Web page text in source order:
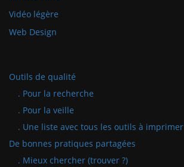
Vidéo légère
Web Design
Outils de qualité
. Pour la recherche
. Pour la veille
. Une liste avec tous les outils à imprimer
De bonnes pratiques partagées
. Mieux chercher (trouver ?)